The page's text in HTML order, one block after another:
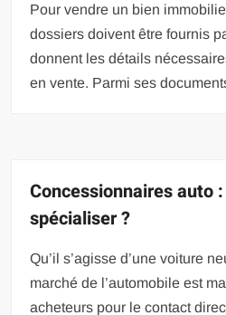
Pour vendre un bien
dossiers doivent être fournis
donnent les détails
en vente. Parmi ses
Concessionnaires auto
spécialiser ?
Qu’il s’agisse d’une voiture
marché de l’automobile est
acheteurs pour le contact